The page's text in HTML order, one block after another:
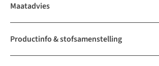
Maatadvies
Productinfo & stofsamenstelling